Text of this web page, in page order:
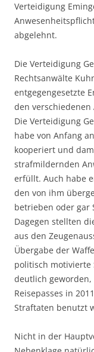
Verteidigung
abgelehnt.
Die Verteidigung
Rechtsanwälte
entgegengesetzte
den verschiedenen
Die Verteidigung
habe von Anfang
kooperiert und
strafmildernden
erfüllt. Auch habe
den von ihm
betrieben oder gar
Dagegen stellten
aus den
Übergabe der
politisch
deutlich geworden,
Reisepasses in
Straftaten benutzt
Nicht in der